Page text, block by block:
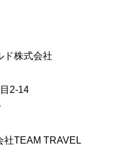
ド株式会社
2-14
社TEAM TRAVEL